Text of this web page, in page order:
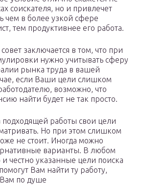
соискателя, но и привлечет
чем в более узкой сфере
тем продуктивнее его работа.
заключается в том, что при
нужно учитывать сферу
рынка труда в вашей
если Ваши цели слишком
возможно, что
найти будет не так просто.
подходящей работы свои цели
Но при этом слишком
не стоит. Иногда можно
варианты. В любом
и честно указанные цели поиска
Вам найти ту работу,
Вам по душе